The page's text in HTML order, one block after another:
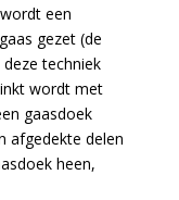
een
gezet (de
techniek
wordt met
gaasdoek
afgedekte delen
heen,